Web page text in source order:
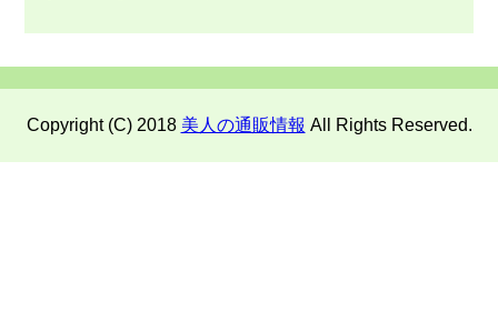
Copyright (C) 2018 美人の通販情報 All Rights Reserved.